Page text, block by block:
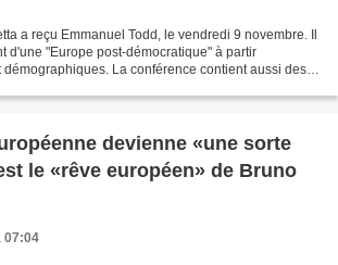
a reçu Emmanuel Todd, le vendredi 9 novembre. Il
d'une "Europe post-démocratique" à partir
La conférence contient aussi des
devienne «une sorte
le «rêve européen» de Bruno
07:04